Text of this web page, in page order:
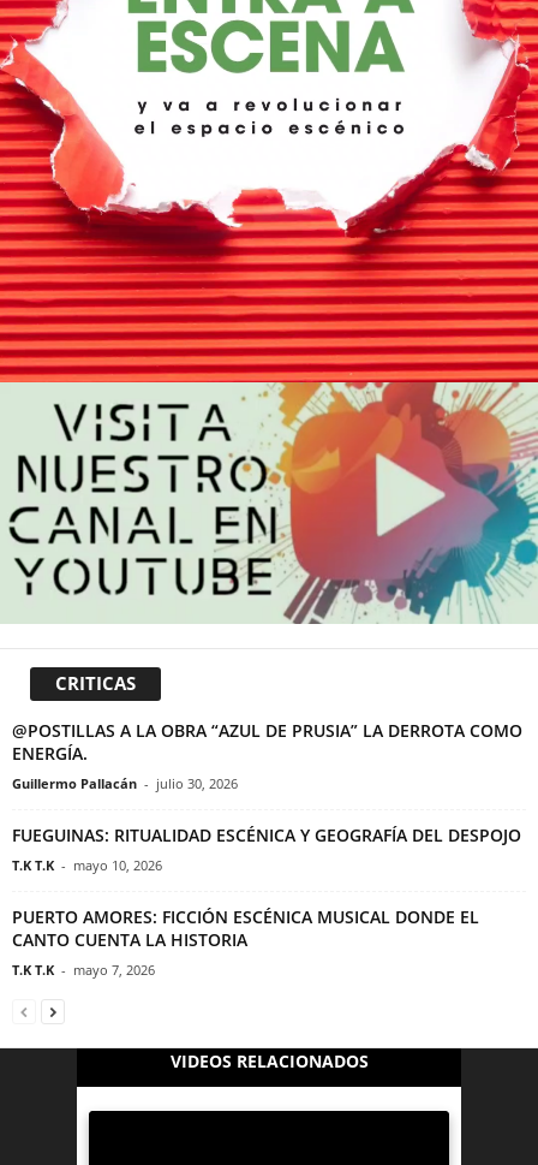
CRITICAS
@POSTILLAS A LA OBRA “AZUL DE PRUSIA” LA DERROTA COMO
ENERGÍA.
Guillermo Pallacán - julio 30, 2026
FUEGUINAS: RITUALIDAD ESCÉNICA Y GEOGRAFÍA DEL DESPOJO
T.K T.K - mayo 10, 2026
PUERTO AMORES: FICCIÓN ESCÉNICA MUSICAL DONDE EL
CANTO CUENTA LA HISTORIA
T.K T.K - mayo 7, 2026
VIDEOS RELACIONADOS